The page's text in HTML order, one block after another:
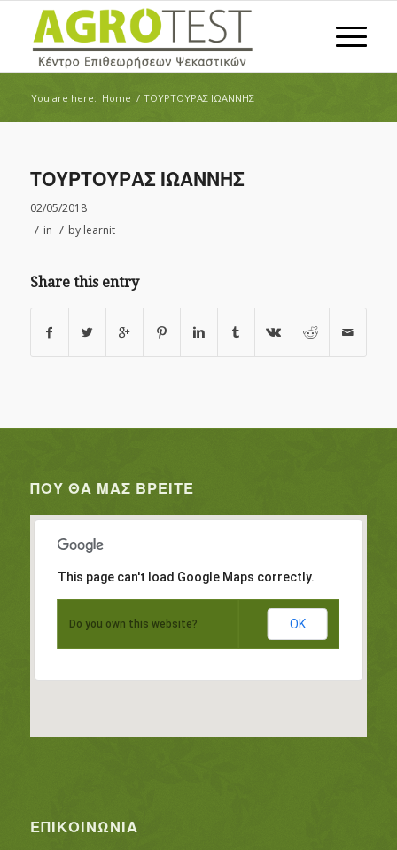
You are here: Home / ΤΟΥΡΤΟΥΡΑΣ ΙΩΑΝΝΗΣ
ΤΟΥΡΤΟΥΡΑΣ ΙΩΑΝΝΗΣ
02/05/2018
/ in / by learnit
Share this entry
ΠΟΥ ΘΑ ΜΑΣ ΒΡΕΊΤΕ
This page can't load Google Maps correctly.
Do you own this website? OK
ΕΠΙΚΟΙΝΩΝΊΑ